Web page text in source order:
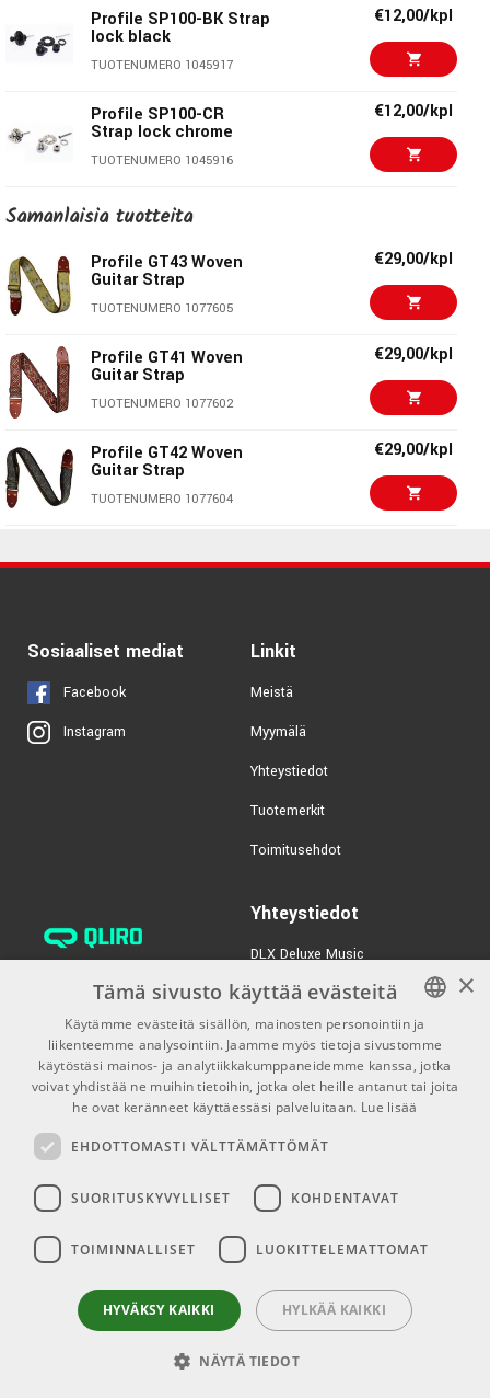
Strap Cotton 2"
Chocolate Brown
TUOTENUMERO 1066709
TUOTENUMERO 1063288
Ernie Ball 5619 Strap
Blocks, Blue, 4 pc
TUOTENUMERO 1078580
€6,00/pak
Daddario NYXL0942 €14,70/pak
Ernie Ball 2227 Ultra
Slinky Nickel
K&M 16280 Guitar Wall
Mount Black
Profile SP100-BK Strap
lock black
TUOTENUMERO 1045917
€12,00/kpl
Profile SP100-CR
Strap lock chrome
TUOTENUMERO 1045916
€12,00/kpl
Samanlaisia ​​tuotteita
Profile GT43 Woven
Guitar Strap
TUOTENUMERO 1077605
€29,00/kpl
Profile GT41 Woven
Guitar Strap
TUOTENUMERO 1077602
€29,00/kpl
Profile GT42 Woven
Guitar Strap
TUOTENUMERO 1077604
€29,00/kpl
Guitar Strap
Sosiaaliset mediat
Facebook
Instagram
Linkit
Meistä
Myymälä
Yhteystiedot
Tuotemerkit
Toimitusehdot
Yhteystiedot
DLX Deluxe Music
verkkokaupan asiakaspalvelu:
tilaus@dlxmusic.fi
Puh: 0207 282240 (arkisin klo
13-17)
Puh: 0207 282250 (myymälä)
00580 Helsinki
Y-tunnus: 1983522-7
La 10-15
FINNISH
FINNISH
×
Tämä sivusto käyttää evästeitä
Käytämme evästeitä sisällön, mainosten personointiin ja
liikenteemme analysointiin. Jaamme myös tietoja sivustomme
käytöstäsi mainos- ja analytiikkakumppaneidemme kanssa, jotka
voivat yhdistää ne muihin tietoihin, jotka olet heille antanut tai joita
he ovat keränneet käyttäessäsi palveluitaan. Lue lisää
EHDOTTOMASTI VÄLTTÄMÄTTÖMÄT
SUORITUSKYVYLLISET KOHDENTAVAT
TOIMINNALLISET LUOKITTELEMATTOMAT
HYVÄKSY KAIKKI HYLKÄÄ KAIKKI
NÄYTÄ TIEDOT